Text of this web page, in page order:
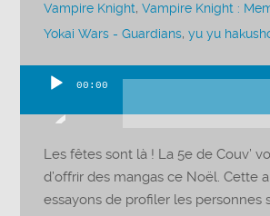
Vampire Knight,Vampire Knight :
Yokai Wars - Guardians,yu yu
audio
00:00
Les fêtes sont là ! La 5e de Couv’
d’offrir des mangas ce Noël. Cette
essayons de profiler les personnes